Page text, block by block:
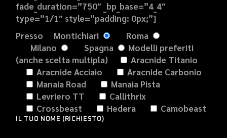
fade_duration=”750″ _bp_base=”4_4″
type=”1/1″ style=”padding: 0px;”]
Presso
Montichiari
Roma
Milano
Spagna
Modelli preferiti
(anche scelta multipla)
Aracnide Titanio
Aracnide Acciaio
Aracnide Carbonio
Manaia Road
Manaia Pista
Levriero TT
Callithrix
Crossbeast
Hedera Camobeast
IL TUO NOME (RICHIESTO)